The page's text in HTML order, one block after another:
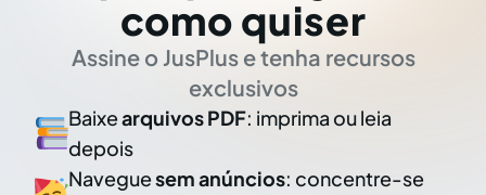
como quiser
Assine o JusPlus e tenha recursos
exclusivos
Baixearquivos PDF: imprima ou leia
depois
Naveguesem anúncios: concentre-se